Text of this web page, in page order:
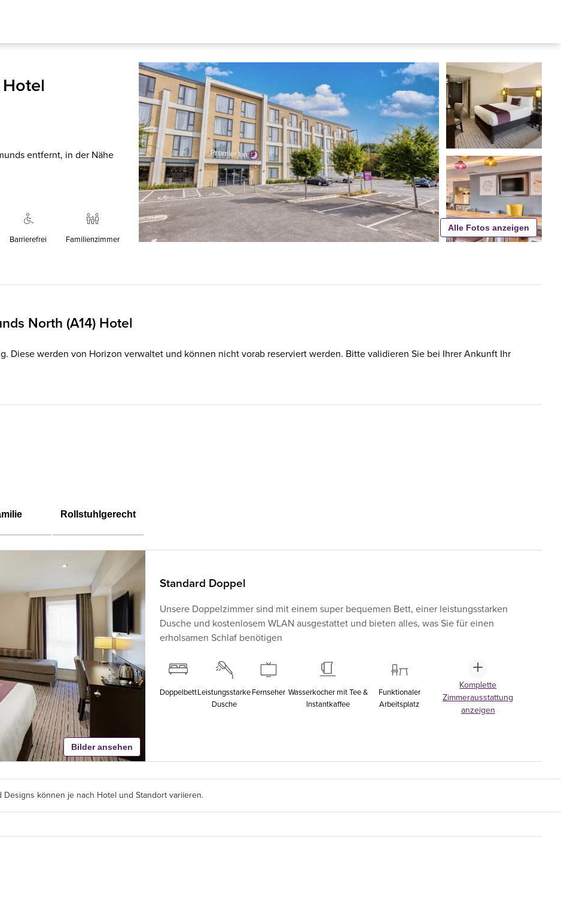
entfernt, in der Nähe
Barrierefrei Familienzimmer
Alle Fotos anzeigen
North (A14) Hotel
Diese werden von Horizon verwaltet und können nicht vorab reserviert werden. Bitte validieren Sie bei Ihrer Ankunft Ihr
Rollstuhlgerecht
Bilder ansehen
Standard Doppel
Unsere Doppelzimmer sind mit einem super bequemen Bett, einer leistungsstarken
Dusche und kostenlosem WLAN ausgestattet und bieten alles, was Sie für einen
erholsamen Schlaf benötigen
DoppelbettLeistungsstarke
Dusche
Fernseher Wasserkocher mit Tee &
Instantkaffee
Funktionaler
Arbeitsplatz
Komplette
Zimmerausstattung
anzeigen
können je nach Hotel und Standort variieren.